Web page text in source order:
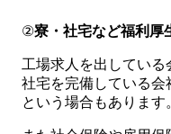
②寮・社宅など福利厚
工場求人を出してい
社宅を完備している
という場合もあります